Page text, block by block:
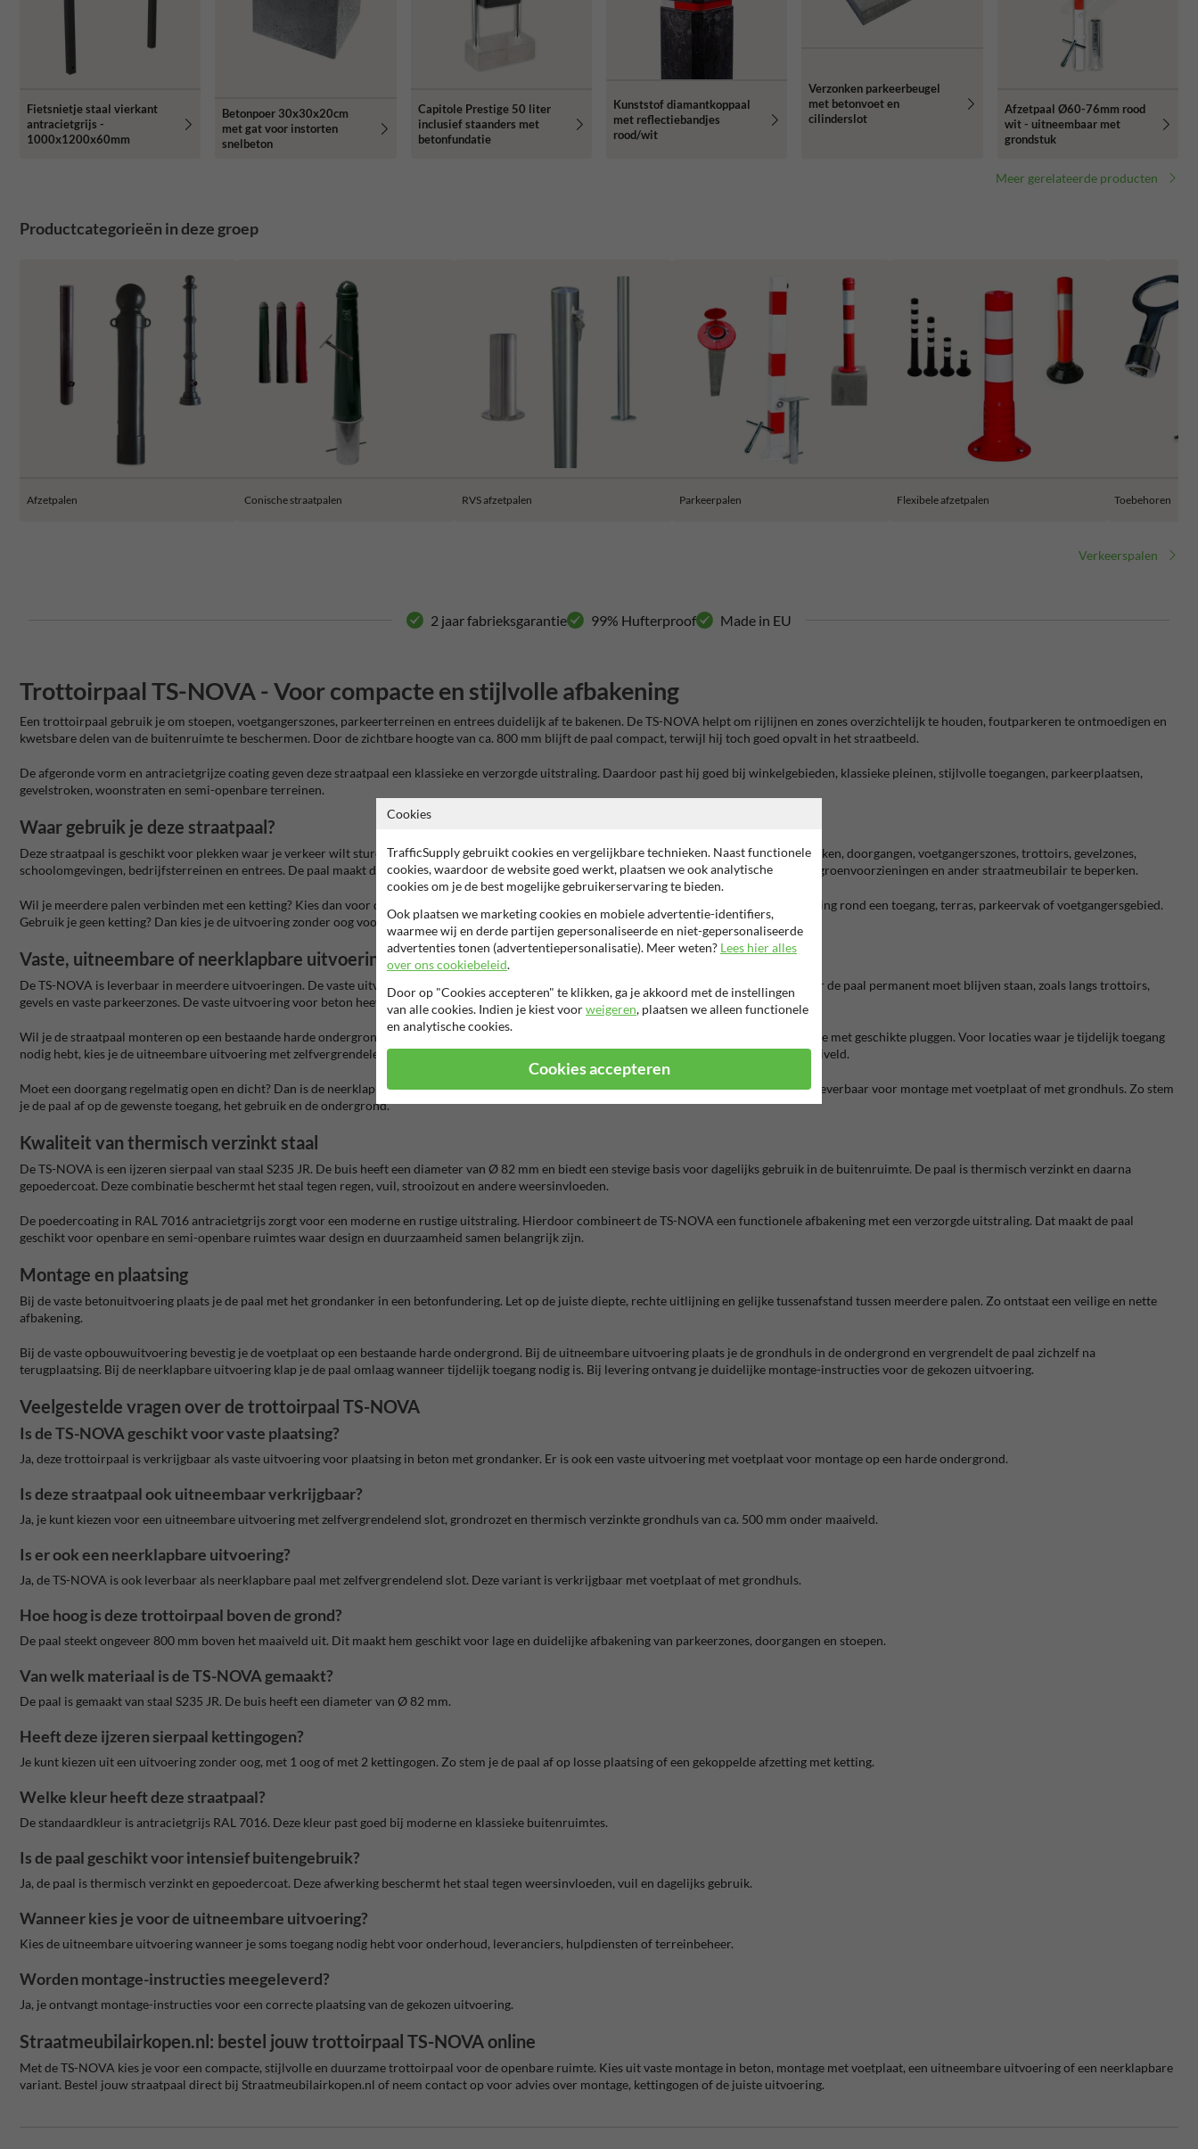
Fietsnietje staal vierkant
antracietgrijs -
1000x1200x60mm
Betonpoer 30x30x20cm
met gat voor instorten
snelbeton
Capitole Prestige 50 liter
inclusief staanders met
betonfundatie
Kunststof diamantkoppaal
met reflectiebandjes
rood/wit
Verzonken parkeerbeugel
met betonvoet en
cilinderslot
Afzetpaal Ø60-76mm rood
wit - uitneembaar met
grondstuk
Meer gerelateerde producten
Productcategorieën in deze groep
Afzetpalen Conische straatpalen RVS afzetpalen Parkeerpalen Flexibele afzetpalen Toebehoren
Verkeerspalen
2 jaar fabrieksgarantie 99% Hufterproof Made in EU
Trottoirpaal TS-NOVA - Voor compacte en stijlvolle afbakening
Een trottoirpaal gebruik je om stoepen, voetgangerszones, parkeerterreinen en entrees duidelijk af te bakenen. De TS-NOVA helpt om rijlijnen en zones overzichtelijk te houden, foutparkeren te ontmoedigen en
kwetsbare delen van de buitenruimte te beschermen. Door de zichtbare hoogte van ca. 800 mm blijft de paal compact, terwijl hij toch goed opvalt in het straatbeeld.
De afgeronde vorm en antracietgrijze coating geven deze straatpaal een klassieke en verzorgde uitstraling. Daardoor past hij goed bij winkelgebieden, klassieke pleinen, stijlvolle toegangen, parkeerplaatsen,
gevelstroken, woonstraten en semi-openbare terreinen.
Waar gebruik je deze straatpaal?
Deze straatpaal is geschikt voor plekken waar je verkeer wilt sturen zonder zware hekken of opvallende barrières te plaatsen. Denk aan parkeervakken, doorgangen, voetgangerszones, trottoirs, gevelzones,
schoolomgevingen, bedrijfsterreinen en entrees. De paal maakt duidelijk waar voertuigen niet gewenst zijn en helpt schade aan bestrating, gevels, groenvoorzieningen en ander straatmeubilair te beperken.
Wil je meerdere palen verbinden met een ketting? Kies dan voor de uitvoering met 1 of 2 kettingogen. Daarmee maak je eenvoudig een nette afzetting rond een toegang, terras, parkeervak of voetgangersgebied.
Gebruik je geen ketting? Dan kies je de uitvoering zonder oog voor een rustige en strakke afwerking.
Vaste, uitneembare of neerklapbare uitvoering kiezen
De TS-NOVA is leverbaar in meerdere uitvoeringen. De vaste uitvoering met grondanker plaats je in beton. Deze variant past goed bij plekken waar de paal permanent moet blijven staan, zoals langs trottoirs,
gevels en vaste parkeerzones. De vaste uitvoering voor beton heeft een totale lengte van ca. 1300 mm.
Wil je de straatpaal monteren op een bestaande harde ondergrond? Kies dan voor de vaste uitvoering met voetplaat 100 x 150 mm. Deze bevestig je met geschikte pluggen. Voor locaties waar je tijdelijk toegang
nodig hebt, kies je de uitneembare uitvoering met zelfvergrendelend slot, grondrozet en thermisch verzinkte grondhuls van ca. 500 mm onder maaiveld.
Moet een doorgang regelmatig open en dicht? Dan is de neerklapbare uitvoering praktisch. Deze uitvoering heeft een zelfvergrendelend slot en is leverbaar voor montage met voetplaat of met grondhuls. Zo stem
je de paal af op de gewenste toegang, het gebruik en de ondergrond.
Kwaliteit van thermisch verzinkt staal
De TS-NOVA is een ijzeren sierpaal van staal S235 JR. De buis heeft een diameter van Ø 82 mm en biedt een stevige basis voor dagelijks gebruik in de buitenruimte. De paal is thermisch verzinkt en daarna
gepoedercoat. Deze combinatie beschermt het staal tegen regen, vuil, strooizout en andere weersinvloeden.
De poedercoating in RAL 7016 antracietgrijs zorgt voor een moderne en rustige uitstraling. Hierdoor combineert de TS-NOVA een functionele afbakening met een verzorgde uitstraling. Dat maakt de paal
geschikt voor openbare en semi-openbare ruimtes waar design en duurzaamheid samen belangrijk zijn.
Montage en plaatsing
Bij de vaste betonuitvoering plaats je de paal met het grondanker in een betonfundering. Let op de juiste diepte, rechte uitlijning en gelijke tussenafstand tussen meerdere palen. Zo ontstaat een veilige en nette
afbakening.
Bij de vaste opbouwuitvoering bevestig je de voetplaat op een bestaande harde ondergrond. Bij de uitneembare uitvoering plaats je de grondhuls in de ondergrond en vergrendelt de paal zichzelf na
terugplaatsing. Bij de neerklapbare uitvoering klap je de paal omlaag wanneer tijdelijk toegang nodig is. Bij levering ontvang je duidelijke montage-instructies voor de gekozen uitvoering.
Veelgestelde vragen over de trottoirpaal TS-NOVA
Is de TS-NOVA geschikt voor vaste plaatsing?
Ja, deze trottoirpaal is verkrijgbaar als vaste uitvoering voor plaatsing in beton met grondanker. Er is ook een vaste uitvoering met voetplaat voor montage op een harde ondergrond.
Is deze straatpaal ook uitneembaar verkrijgbaar?
Ja, je kunt kiezen voor een uitneembare uitvoering met zelfvergrendelend slot, grondrozet en thermisch verzinkte grondhuls van ca. 500 mm onder maaiveld.
Is er ook een neerklapbare uitvoering?
Ja, de TS-NOVA is ook leverbaar als neerklapbare paal met zelfvergrendelend slot. Deze variant is verkrijgbaar met voetplaat of met grondhuls.
Hoe hoog is deze trottoirpaal boven de grond?
De paal steekt ongeveer 800 mm boven het maaiveld uit. Dit maakt hem geschikt voor lage en duidelijke afbakening van parkeerzones, doorgangen en stoepen.
Van welk materiaal is de TS-NOVA gemaakt?
De paal is gemaakt van staal S235 JR. De buis heeft een diameter van Ø 82 mm.
Heeft deze ijzeren sierpaal kettingogen?
Je kunt kiezen uit een uitvoering zonder oog, met 1 oog of met 2 kettingogen. Zo stem je de paal af op losse plaatsing of een gekoppelde afzetting met ketting.
Welke kleur heeft deze straatpaal?
De standaardkleur is antracietgrijs RAL 7016. Deze kleur past goed bij moderne en klassieke buitenruimtes.
Is de paal geschikt voor intensief buitengebruik?
Ja, de paal is thermisch verzinkt en gepoedercoat. Deze afwerking beschermt het staal tegen weersinvloeden, vuil en dagelijks gebruik.
Wanneer kies je voor de uitneembare uitvoering?
Kies de uitneembare uitvoering wanneer je soms toegang nodig hebt voor onderhoud, leveranciers, hulpdiensten of terreinbeheer.
Worden montage-instructies meegeleverd?
Ja, je ontvangt montage-instructies voor een correcte plaatsing van de gekozen uitvoering.
Straatmeubilairkopen.nl: bestel jouw trottoirpaal TS-NOVA online
Met de TS-NOVA kies je voor een compacte, stijlvolle en duurzame trottoirpaal voor de openbare ruimte. Kies uit vaste montage in beton, montage met voetplaat, een uitneembare uitvoering of een neerklapbare
variant. Bestel jouw straatpaal direct bij Straatmeubilairkopen.nl of neem contact op voor advies over montage, kettingogen of de juiste uitvoering.
Cookies
TrafficSupply gebruikt cookies en vergelijkbare technieken. Naast functionele
cookies, waardoor de website goed werkt, plaatsen we ook analytische
cookies om je de best mogelijke gebruikerservaring te bieden.
Ook plaatsen we marketing cookies en mobiele advertentie-identifiers,
waarmee wij en derde partijen gepersonaliseerde en niet-gepersonaliseerde
advertenties tonen (advertentiepersonalisatie). Meer weten? Lees hier alles
over ons cookiebeleid.
Door op "Cookies accepteren" te klikken, ga je akkoord met de instellingen
van alle cookies. Indien je kiest voorweigeren, plaatsen we alleen functionele
en analytische cookies.
Cookies accepteren